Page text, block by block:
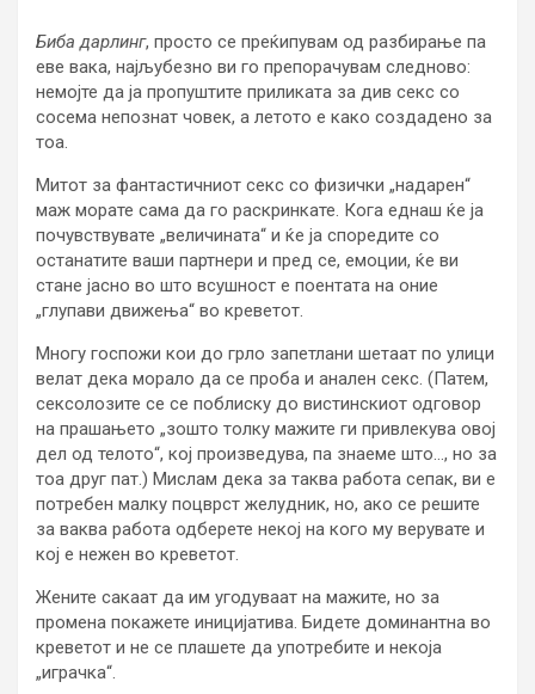
Биба дарлинг, просто се преќипувам од разбирање па
еве вака, најљубезно ви го препорачувам следново:
немојте да ја пропуштите приликата за див секс со
сосема непознат човек, а летото е како создадено за
тоа.
Митот за фантастичниот секс со физички „надарен“
маж морате сама да го раскринкате. Кога еднаш ќе ја
почувствувате „величината“ и ќе ја споредите со
останатите ваши партнери и пред се, емоции, ќе ви
стане јасно во што всушност е поентата на оние
„глупави движења“ во креветот.
Многу госпожи кои до грло запетлани шетаат по улици
велат дека морало да се проба и анален секс. (Патем,
сексолозите се се поблиску до вистинскиот одговор
на прашањето „зошто толку мажите ги привлекува овој
дел од телото“, кој произведува, па знаеме што…, но за
тоа друг пат.) Мислам дека за таква работа сепак, ви е
потребен малку поцврст желудник, но, ако се решите
за ваква работа одберете некој на кого му верувате и
кој е нежен во креветот.
Жените сакаат да им угодуваат на мажите, но за
промена покажете иницијатива. Бидете доминантна во
креветот и не се плашете да употребите и некоја
„играчка“.